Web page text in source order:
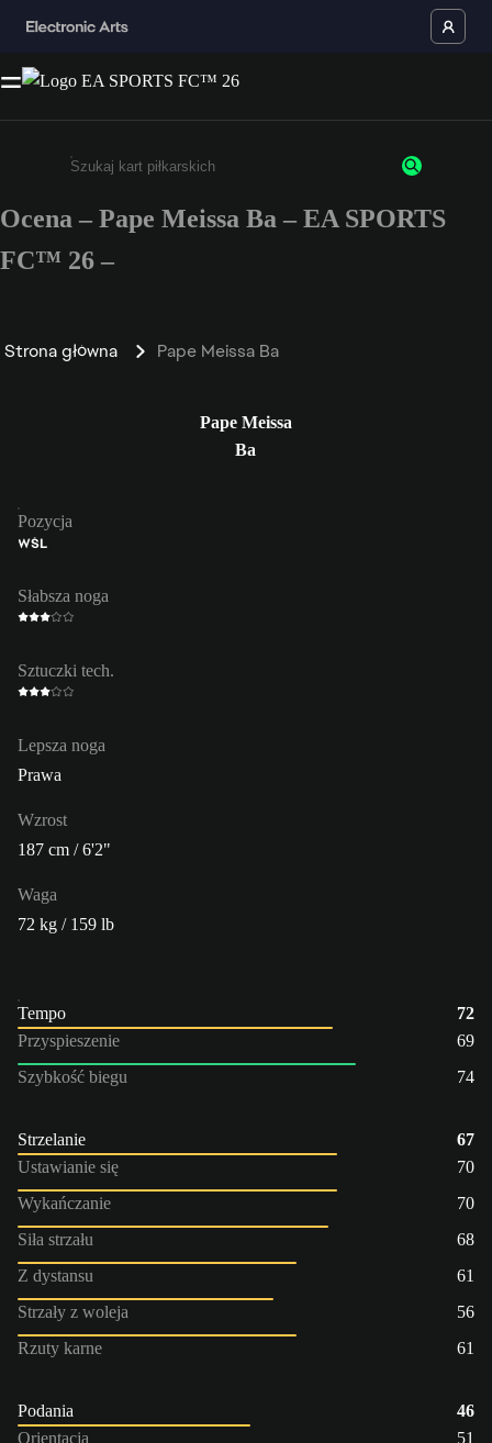
Wpisz co najmniej 3 znaki lub cyfry.
Ocena – Pape Meissa Ba – EA SPORTS
FC™ 26 –
Strona główna Pape Meissa Ba
Pape Meissa
Ba
Pozycja
WŚL
Słabsza noga
Sztuczki tech.
Lepsza noga
Prawa
Wzrost
187 cm / 6'2"
Waga
72 kg / 159 lb
Tempo
72
Przyspieszenie
69
Szybkość biegu
74
Strzelanie
67
Ustawianie się
70
Wykańczanie
70
Siła strzału
68
Z dystansu
61
Strzały z woleja
56
Rzuty karne
61
Podania
46
Orientacja
51